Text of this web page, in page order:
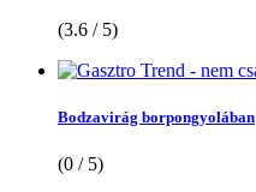
(3.6 / 5)
Bodzavirág borpongyolában
(0 / 5)